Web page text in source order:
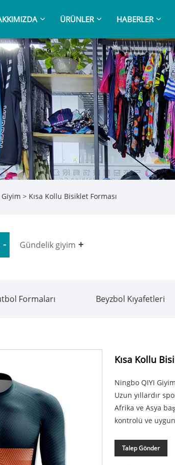
ÜRÜNLER HABERLER
> Kısa Kollu Bisiklet Forması
Gündelik giyim
Formaları Beyzbol Kıyafetleri
Kısa Kollu
Ningbo QIYI
Uzun yıllardır
Afrika ve Asya
kontrolü ve
Talep Gönder